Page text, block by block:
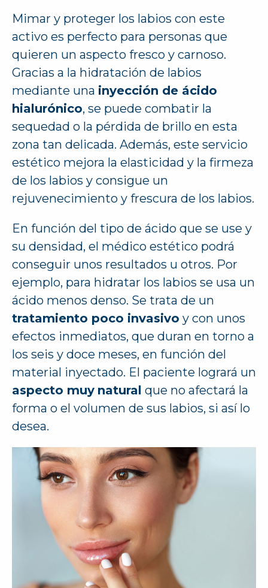
Mimar y proteger los labios con este
activo es perfecto para personas que
quieren un aspecto fresco y carnoso.
Gracias a la hidratación de labios
mediante una inyección de ácido
hialurónico, se puede combatir la
sequedad o la pérdida de brillo en esta
zona tan delicada. Además, este servicio
estético mejora la elasticidad y la firmeza
de los labios y consigue un
rejuvenecimiento y frescura de los labios.
En función del tipo de ácido que se use y
su densidad, el médico estético podrá
conseguir unos resultados u otros. Por
ejemplo, para hidratar los labios se usa un
ácido menos denso. Se trata de un
tratamiento poco invasivo y con unos
efectos inmediatos, que duran en torno a
los seis y doce meses, en función del
material inyectado. El paciente logrará un
aspecto muy natural que no afectará la
forma o el volumen de sus labios, si así lo
desea.